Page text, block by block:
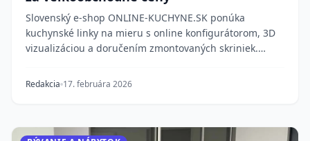
Slovenský e-shop ONLINE-KUCHYNE.SK ponúka
kuchynské linky na mieru s online konfigurátorom, 3D
vizualizáciou a doručením zmontovaných skriniek.
Redakcia 17. februára 2026